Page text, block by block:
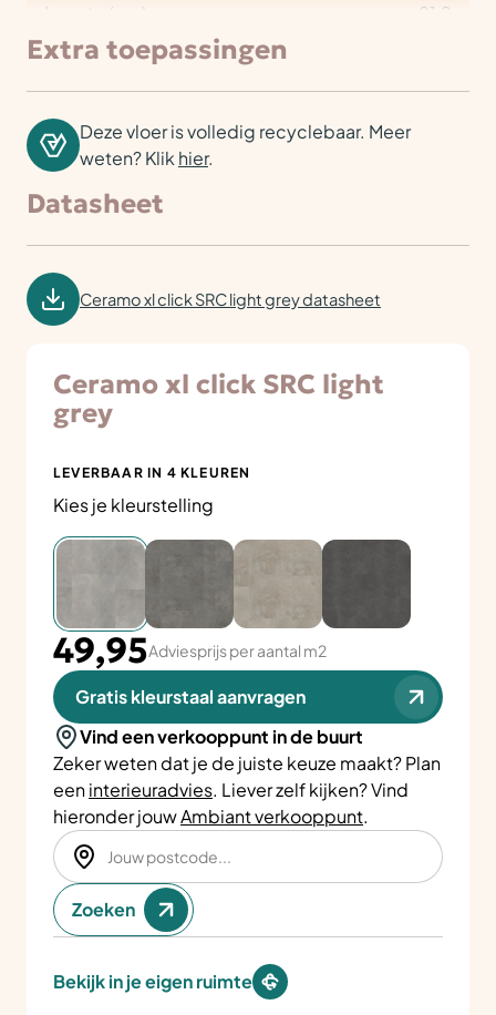
Lengte (cm)
81,2
Extra toepassingen
Deze vloer is volledig recyclebaar. Meer
weten? Klik hier.
Datasheet
Ceramo xl click SRC light grey datasheet
Ceramo xl click SRC light
grey
LEVERBAAR IN 4 KLEUREN
Kies je kleurstelling
49,95Adviesprijs per aantal m2
Gratis kleurstaal aanvragen
Vind een verkooppunt in de buurt
Zeker weten dat je de juiste keuze maakt? Plan
eeninterieuradvies. Liever zelf kijken? Vind
hieronder jouwAmbiant verkooppunt.
Zoeken
Bekijk in je eigen ruimte